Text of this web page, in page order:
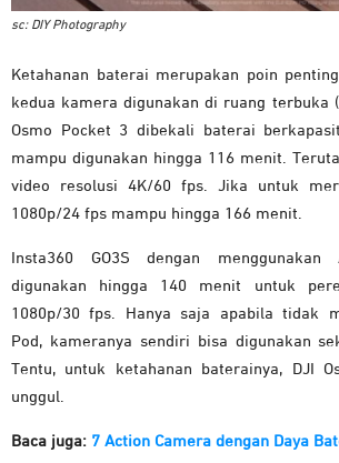
sc: DIY Photography
Ketahanan baterai merupakan poin
kedua kamera digunakan di ruang terbuka (
Osmo Pocket 3 dibekali baterai
mampu digunakan hingga 116 menit.
video resolusi 4K/60 fps. Jika untuk
1080p/24 fps mampu hingga 166 menit.
Insta360 GO3S dengan
digunakan hingga 140 menit untuk
1080p/30 fps. Hanya saja apabila tidak
Pod, kameranya sendiri bisa digunakan
Tentu, untuk ketahanan baterainya, DJI
unggul.
Baca juga: 7 Action Camera dengan Daya